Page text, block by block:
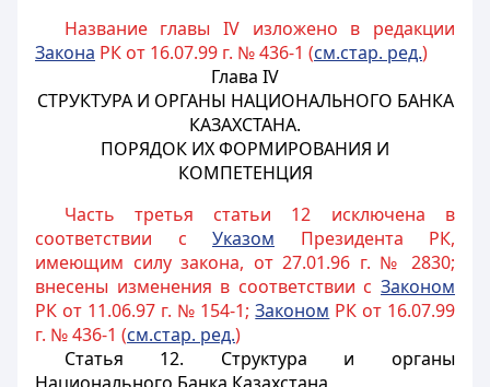
Название главы IV изложено в редакции
Закона РК от 16.07.99 г. № 436-1 (см.стар. ред.)
Глава IV
СТРУКТУРА И ОРГАНЫ НАЦИОНАЛЬНОГО БАНКА
КАЗАХСТАНА.
ПОРЯДОК ИХ ФОРМИРОВАНИЯ И
КОМПЕТЕНЦИЯ
Часть третья статьи 12 исключена в
соответствии с Указом Президента РК,
имеющим силу закона, от 27.01.96 г. № 2830;
внесены изменения в соответствии с Законом
РК от 11.06.97 г. № 154-1;Законом РК от 16.07.99
г. № 436-1 (см.стар. ред.)
Статья 12. Структура и органы